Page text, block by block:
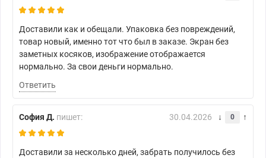
Доставили как и обещали. Упаковка без повреждений,
товар новый, именно тот что был в заказе. Экран без
заметных косяков, изображение отображается
нормально. За свои деньги нормально.
Ответить
София Д. пишет: 30.04.2026 0
Доставили за несколько дней, забрать получилось без